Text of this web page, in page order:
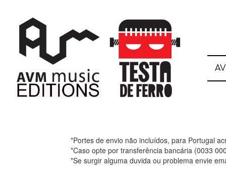
*Portes de envio não incluídos, para Portugal
*Caso opte por transferência bancária (0033
*Se surgir alguma duvida ou problema envie